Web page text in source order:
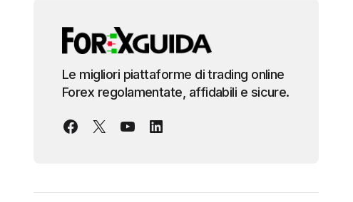
Le migliori piattaforme di trading online
Forex regolamentate, affidabili e sicure.